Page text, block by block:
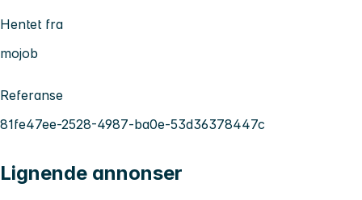
Hentet fra
mojob
Referanse
81fe47ee-2528-4987-ba0e-53d36378447c
Lignende annonser